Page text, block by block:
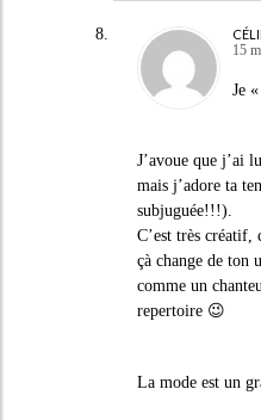
15
Je
J’avoue que j’ai
mais j’adore ta
subjuguée!!!).
C’est très créatif,
çà change de ton
comme un
repertoire 😉
La mode est un